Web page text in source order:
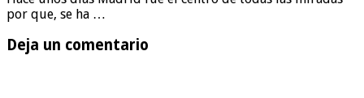
por que, se ha …
Deja un comentario